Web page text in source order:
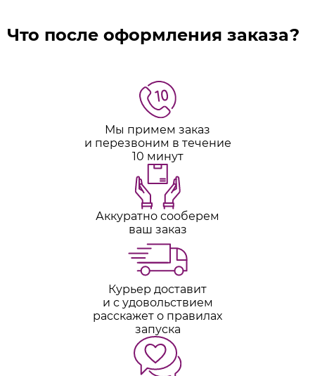
Что после оформления заказа?
Мы примем заказ
и перезвоним в течение
10 минут
Аккуратно сооберем
ваш заказ
Курьер доставит
и с удовольствием
расскажет о правилах
запуска